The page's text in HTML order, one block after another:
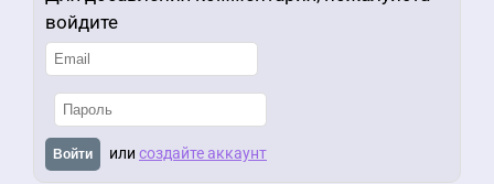
войдите
Войти или создайте аккаунт